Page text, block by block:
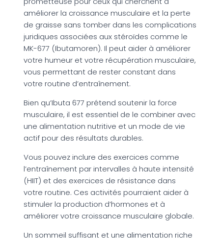
améliorer la croissance musculaire et la perte
de graisse sans tomber dans les complications
juridiques associées aux stéroïdes comme le
MK-677 (Ibutamoren). Il peut aider à améliorer
votre humeur et votre récupération musculaire,
vous permettant de rester constant dans
votre routine d’entraînement.
Bien qu’Ibuta 677 prétend soutenir la force
musculaire, il est essentiel de le combiner avec
une alimentation nutritive et un mode de vie
actif pour des résultats durables.
Vous pouvez inclure des exercices comme
l’entraînement par intervalles à haute intensité
(HIIT) et des exercices de résistance dans
votre routine. Ces activités pourraient aider à
stimuler la production d’hormones et à
améliorer votre croissance musculaire globale.
Un sommeil suffisant et une alimentation riche